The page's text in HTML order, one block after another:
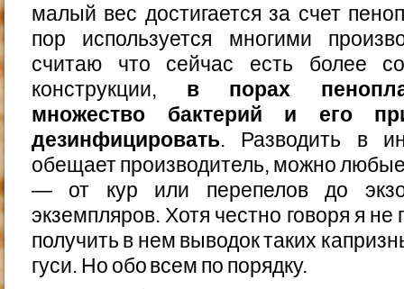
малый вес достигается за счет
пор используется многими
считаю что сейчас есть более
конструкции, в порах
множество бактерий и его
дезинфицировать. Разводить в
обещает производитель, можно
— от кур или перепелов до
экземпляров. Хотя честно говоря я
получить в нем выводок таких
гуси. Но обо всем по порядку.